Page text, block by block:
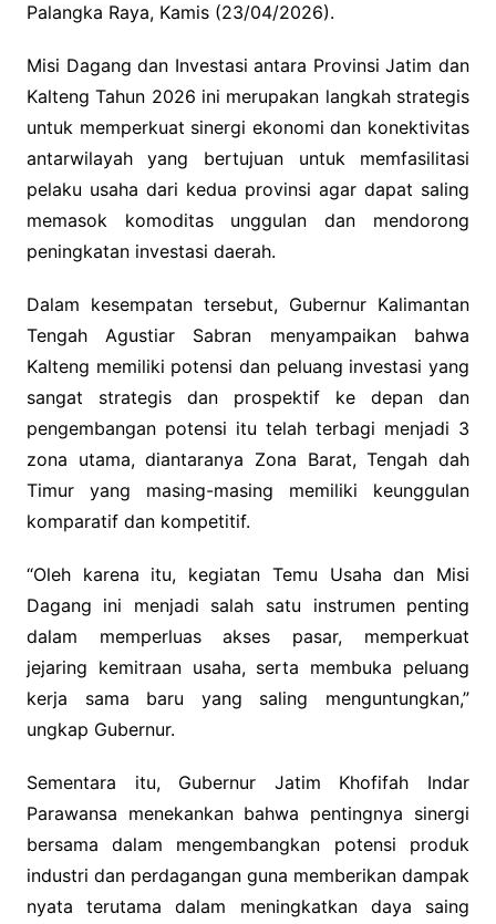
Palangka Raya, Kamis (23/04/2026).
Misi Dagang dan Investasi antara Provinsi Jatim dan
Kalteng Tahun 2026 ini merupakan langkah strategis
untuk memperkuat sinergi ekonomi dan konektivitas
antarwilayah yang bertujuan untuk memfasilitasi
pelaku usaha dari kedua provinsi agar dapat saling
memasok komoditas unggulan dan mendorong
peningkatan investasi daerah.
Dalam kesempatan tersebut, Gubernur Kalimantan
Tengah Agustiar Sabran menyampaikan bahwa
Kalteng memiliki potensi dan peluang investasi yang
sangat strategis dan prospektif ke depan dan
pengembangan potensi itu telah terbagi menjadi 3
zona utama, diantaranya Zona Barat, Tengah dah
Timur yang masing-masing memiliki keunggulan
komparatif dan kompetitif.
“Oleh karena itu, kegiatan Temu Usaha dan Misi
Dagang ini menjadi salah satu instrumen penting
dalam memperluas akses pasar, memperkuat
jejaring kemitraan usaha, serta membuka peluang
kerja sama baru yang saling menguntungkan,”
ungkap Gubernur.
Sementara itu, Gubernur Jatim Khofifah Indar
Parawansa menekankan bahwa pentingnya sinergi
bersama dalam mengembangkan potensi produk
industri dan perdagangan guna memberikan dampak
nyata terutama dalam meningkatkan daya saing